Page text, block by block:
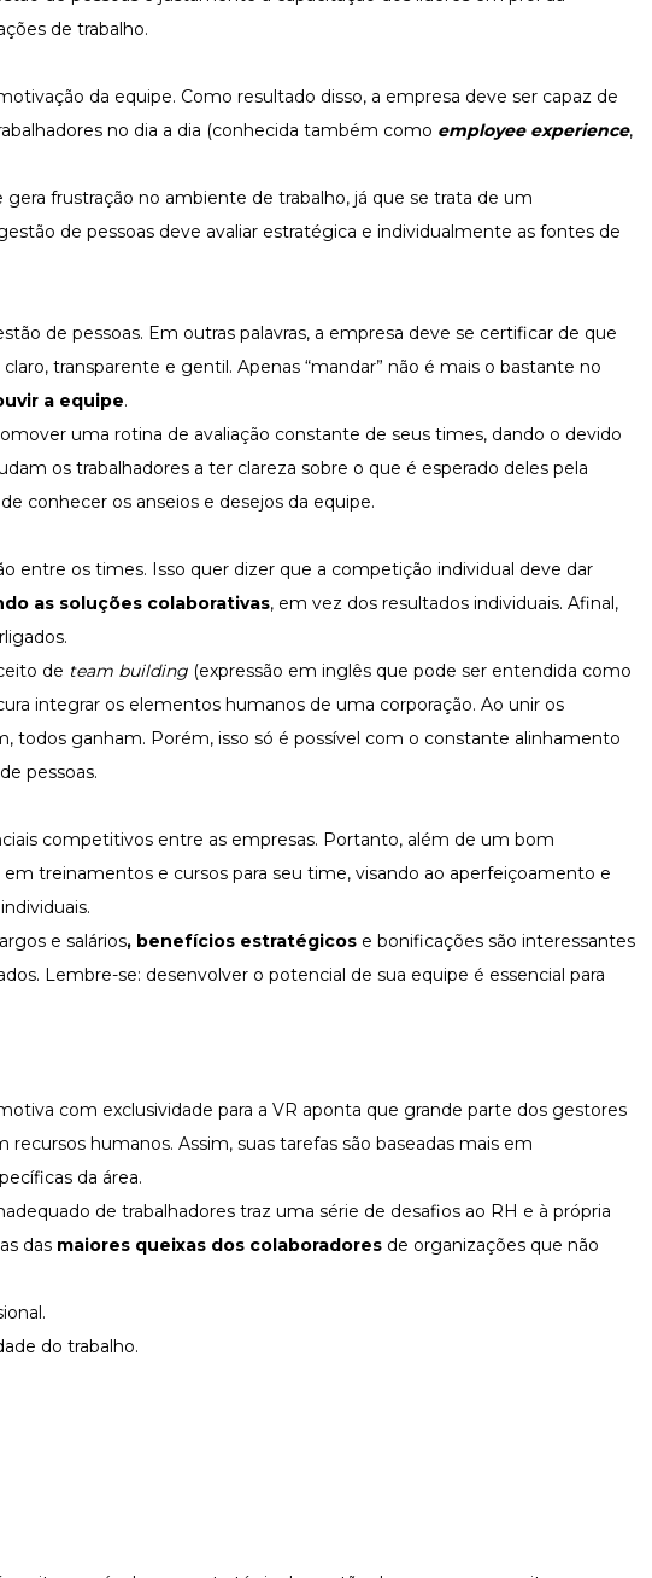
de trabalho.
da equipe. Como resultado disso, a empresa deve ser capaz de
no dia a dia (conhecida também como employee experience,
frustração no ambiente de trabalho, já que se trata de um
de pessoas deve avaliar estratégica e individualmente as fontes de
de pessoas. Em outras palavras, a empresa deve se certificar de que
transparente e gentil. Apenas “mandar” não é mais o bastante no
a equipe.
uma rotina de avaliação constante de seus times, dando o devido
os trabalhadores a ter clareza sobre o que é esperado deles pela
conhecer os anseios e desejos da equipe.
entre os times. Isso quer dizer que a competição individual deve dar
as soluções colaborativas, em vez dos resultados individuais. Afinal,
de team building (expressão em inglês que pode ser entendida como
integrar os elementos humanos de uma corporação. Ao unir os
ganham. Porém, isso só é possível com o constante alinhamento
pessoas.
competitivos entre as empresas. Portanto, além de um bom
treinamentos e cursos para seu time, visando ao aperfeiçoamento e
e salários, benefícios estratégicos e bonificações são interessantes
Lembre-se: desenvolver o potencial de sua equipe é essencial para
com exclusividade para a VR aponta que grande parte dos gestores
humanos. Assim, suas tarefas são baseadas mais em
da área.
de trabalhadores traz uma série de desafios ao RH e à própria
das maiores queixas dos colaboradores de organizações que não
do trabalho.